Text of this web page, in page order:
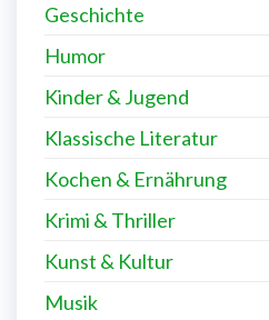
Geschichte
Humor
Kinder & Jugend
Klassische Literatur
Kochen & Ernährung
Krimi & Thriller
Kunst & Kultur
Musik